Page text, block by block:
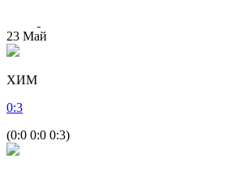
23 Май
ХИМ
0:3
(0:0 0:0 0:3)